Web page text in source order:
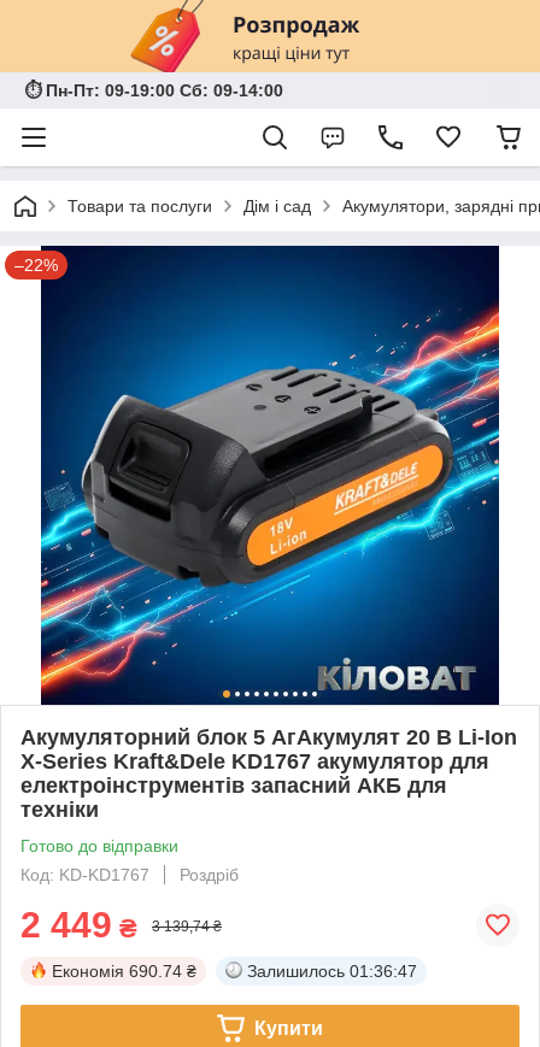
⏱ Пн-Пт: 09-19:00 Сб: 09-14:00
Товари та послуги Дім і сад Акумулятори, зарядні
–22%
Акумуляторний блок 5 АгАкумулят 20 В Li-Ion
X-Series Kraft&Dele KD1767 акумулятор для
електроінструментів запасний АКБ для
техніки
Готово до відправки
Код: KD-KD1767
Роздріб
2 449 ₴ 3 139,74 ₴
Економія 690.74 ₴ Залишилось 01:36:46
Купити